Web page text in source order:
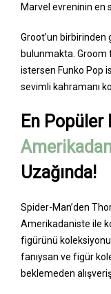
Marvel evreninin en
Groot’un birbirinden
bulunmakta. Groom
istersen Funko Pop
sevimli kahramanı
En
Uzağında!
Spider-Man’den
Amerikadaniste ile
figürünü
fanıysan ve figür
beklemeden